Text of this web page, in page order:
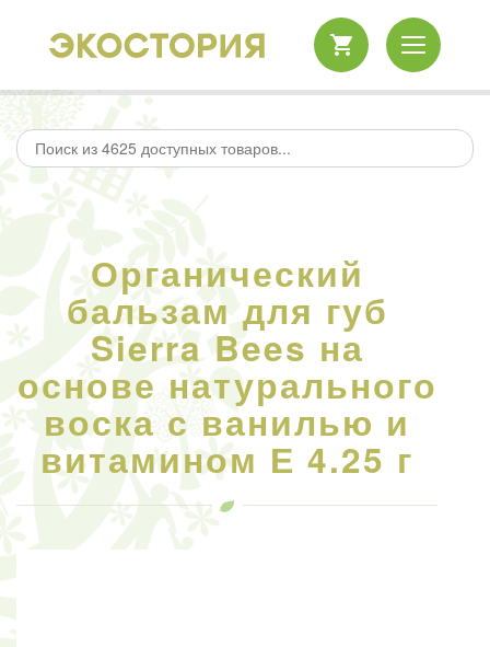
Органический
бальзам для губ
Sierra Bees на
основе натурального
воска с ванилью и
витамином Е 4.25 г